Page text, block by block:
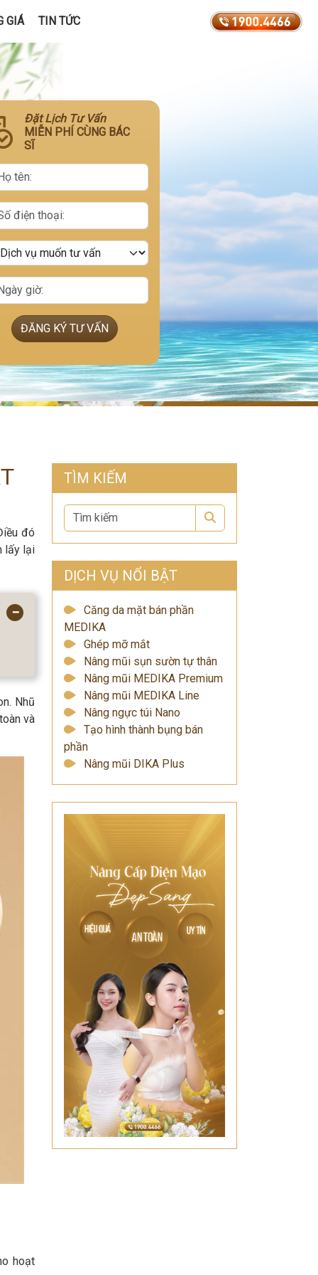
GIÁ TIN TỨC
Đặt Lịch Tư Vấn
MIỄN PHÍ CÙNG BÁC
SĨ
ĐĂNG KÝ TƯ VẤN
đó
lấy lại
−
Nhũ
và
hoạt
TÌM KIẾM
DỊCH VỤ NỔI BẬT
Căng da mặt bán phần
MEDIKA
Ghép mỡ mắt
Nâng mũi sụn sườn tự thân
Nâng mũi MEDIKA Premium
Nâng mũi MEDIKA Line
Nâng ngực túi Nano
Tạo hình thành bụng bán
phần
Nâng mũi DIKA Plus